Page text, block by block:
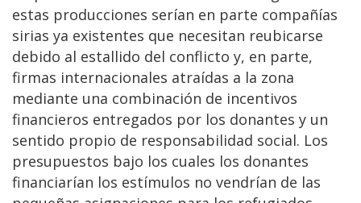
estas producciones serían en parte compañías
sirias ya existentes que necesitan reubicarse
debido al estallido del conflicto y, en parte,
firmas internacionales atraídas a la zona
mediante una combinación de incentivos
financieros entregados por los donantes y un
sentido propio de responsabilidad social. Los
presupuestos bajo los cuales los donantes
financiarían los estímulos no vendrían de las